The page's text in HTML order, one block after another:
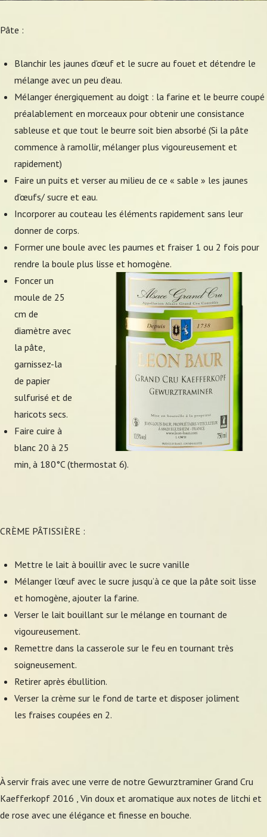
Pâte :
Blanchir les jaunes d’œuf et le sucre au fouet et détendre le
mélange avec un peu d’eau.
Mélanger énergiquement au doigt : la farine et le beurre coupé
préalablement en morceaux pour obtenir une consistance
sableuse et que tout le beurre soit bien absorbé (Si la pâte
commence à ramollir, mélanger plus vigoureusement et
rapidement)
Faire un puits et verser au milieu de ce « sable » les jaunes
d’œufs/ sucre et eau.
Incorporer au couteau les éléments rapidement sans leur
donner de corps.
Former une boule avec les paumes et fraiser 1 ou 2 fois pour
rendre la boule plus lisse et homogène.
Foncer un
moule de 25
cm de
diamètre avec
la pâte,
garnissez-la
de papier
sulfurisé et de
haricots secs.
Faire cuire à
blanc 20 à 25
min, à 180°C (thermostat 6).
CRÈME PÂTISSIÈRE :
Mettre le lait à bouillir avec le sucre vanille
Mélanger l’œuf avec le sucre jusqu’à ce que la pâte soit lisse
et homogène, ajouter la farine.
Verser le lait bouillant sur le mélange en tournant de
vigoureusement.
Remettre dans la casserole sur le feu en tournant très
soigneusement.
Retirer après ébullition.
Verser la crème sur le fond de tarte et disposer joliment
les fraises coupées en 2.
À servir frais avec une verre de notre Gewurztraminer Grand Cru
Kaefferkopf 2016 , Vin doux et aromatique aux notes de litchi et
de rose avec une élégance et finesse en bouche.